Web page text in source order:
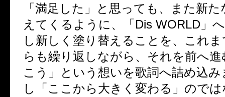
「満足した」と思っても、また新
えてくるように、「Dis WORLD」
し新しく塗り替えることを、これ
らも繰り返しながら、それを前へ
こう」という想いを歌詞へ詰め込
し「ここから大きく変わる」ので